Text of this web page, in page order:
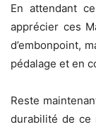
En attendant
apprécier ces
d’embonpoint,
pédalage et en
Reste
durabilité de ce